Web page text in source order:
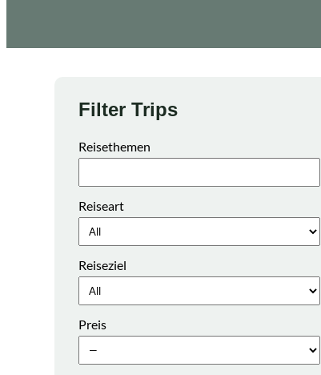
Filter Trips
Reisethemen
Reiseart
Reiseziel
Preis